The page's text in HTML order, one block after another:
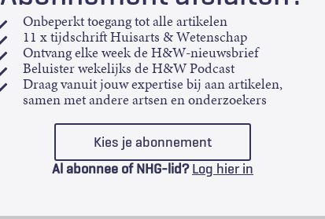
Onbeperkt toegang tot alle artikelen
11 x tijdschrift Huisarts & Wetenschap
Ontvang elke week de H&W-nieuwsbrief
Beluister wekelijks de H&W Podcast
Draag vanuit jouw expertise bij aan artikelen,
samen met andere artsen en onderzoekers
Kies je abonnement
Al abonnee of NHG-lid? Log hier in